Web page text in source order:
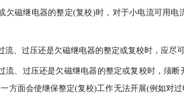
欠磁继电器的整定(复校)时，对于小电流可用
流、过压还是欠磁继电器的整定或复校时，应尽
流、过压还是欠磁继电器的整定或复校时，须
方面会使继保整定(复校)工作无法开展(例如对